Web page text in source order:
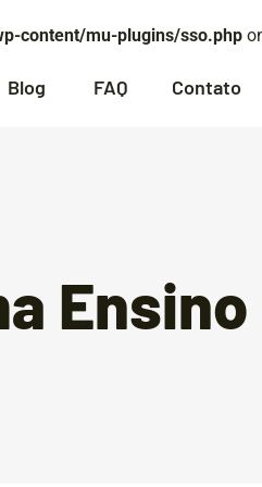
content/mu-plugins/sso.php
Blog FAQ Contato
Ensino